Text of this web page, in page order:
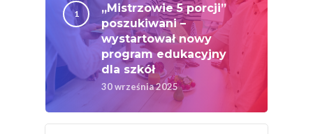
„Mistrzowie 5 porcji”
poszukiwani –
wystartował nowy
program edukacyjny
dla szkół
30 września 2025